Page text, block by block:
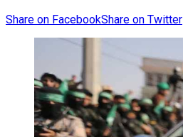
Share on FacebookShare on Twitter